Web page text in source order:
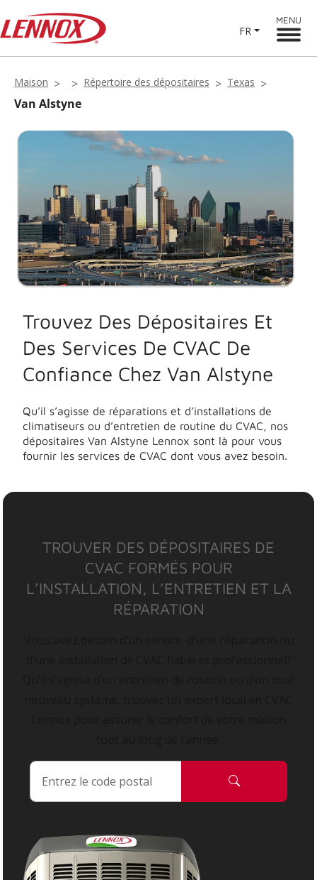
FR
MENU
Maison Répertoire des dépositaires Texas
Van Alstyne
Trouvez Des Dépositaires Et
Des Services De CVAC De
Confiance Chez Van Alstyne
Qu’il s’agisse de réparations et d’installations de
climatiseurs ou d’entretien de routine du CVAC, nos
dépositaires Van Alstyne Lennox sont là pour vous
fournir les services de CVAC dont vous avez besoin.
TROUVER DES DÉPOSITAIRES DE
CVAC FORMÉS POUR
L’INSTALLATION, L’ENTRETIEN ET LA
RÉPARATION